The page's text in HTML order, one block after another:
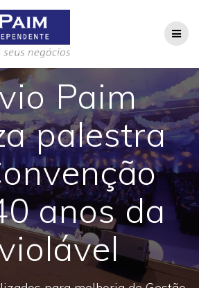
Skip
to
content
Paim
palestra
anos da